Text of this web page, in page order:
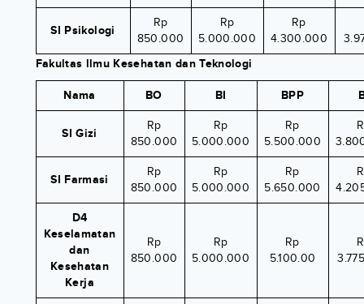
SI Psikologi
Rp
850.000
Rp
5.000.000
Rp
4.300.000
Fakultas llmu Kesehatan dan Teknologi
Nama BO BI BPP
SI Gizi
Rp
850.000
Rp
5.000.000
Rp
5.500.000
SI Farmasi
Rp
850.000
Rp
5.000.000
Rp
5.650.000
D4
Keselamatan
dan
Kesehatan
Kerja
Rp
850.000
Rp
5.000.000
Rp
5.100.00